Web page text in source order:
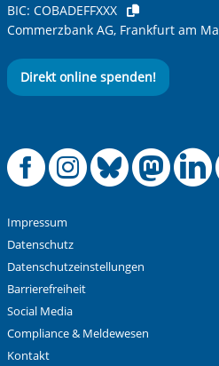
BIC: COBADEFFXXX
Commerzbank AG, Frankfurt am
Direkt online spenden!
Offizielle
Impressum
Datenschutz
Datenschutzeinstellungen
Barrierefreiheit
Social Media
Compliance & Meldewesen
Kontakt